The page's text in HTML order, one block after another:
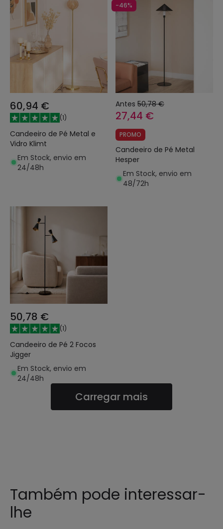
60,94 €
(1)
Candeeiro de Pé Metal e
Vidro Klimt
Em Stock, envio em
24/48h
-46%
Antes 50,78 €
27,44 €
PROMO
Candeeiro de Pé Metal
Hesper
Em Stock, envio em
48/72h
50,78 €
(1)
Candeeiro de Pé 2 Focos
Jigger
Em Stock, envio em
24/48h
Carregar mais
Também pode interessar-
lhe